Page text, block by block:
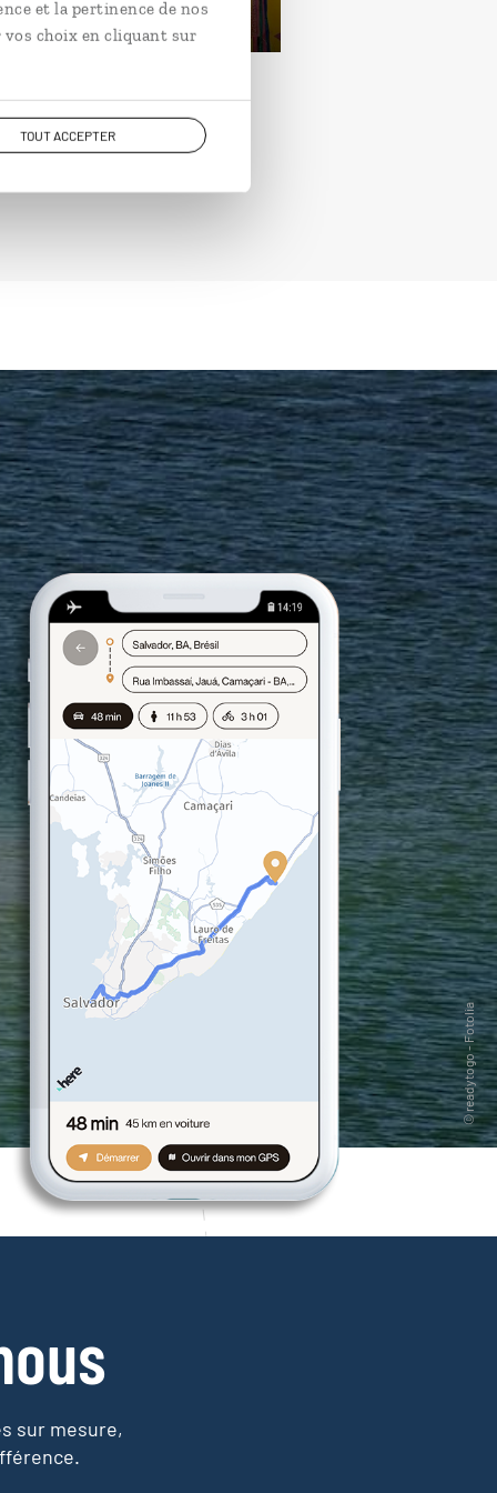
et la pertinence de nos
vos choix en cliquant sur
TOUT ACCEPTER
de 3750€
sur mesure,